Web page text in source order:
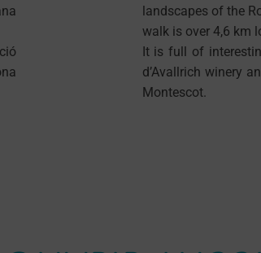
landscapes of the
walk is over 4,6 km
It is full of
d’Avallrich winery
Montescot.